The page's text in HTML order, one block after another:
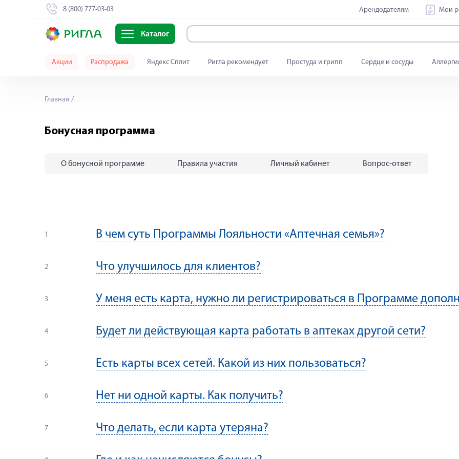
8 (800) 777-03-03 Арендодателям Мои
Каталог
Акции Распродажа Яндекс Сплит Ригла рекомендует Простуда и грипп Сердце и сосуды
Главная
Бонусная программа
О бонусной программе Правила участия Личный кабинет Вопрос-ответ
В чем суть Программы Лояльности «Аптечная семья»?
Что улучшилось для клиентов?
У меня есть карта, нужно ли регистрироваться в Программе
Будет ли действующая карта работать в аптеках другой сети?
Есть карты всех сетей. Какой из них пользоваться?
Нет ни одной карты. Как получить?
Что делать, если карта утеряна?